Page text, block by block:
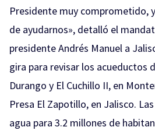
Presidente muy comprometido,
de ayudarnos», detalló el
presidente Andrés Manuel a
gira para revisar los acueductos
Durango y El Cuchillo II, en
Presa El Zapotillo, en Jalisco.
agua para 3.2 millones de